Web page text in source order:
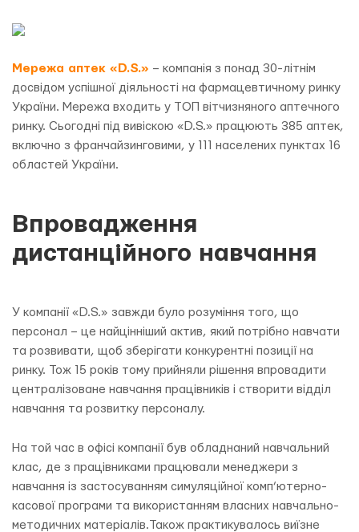
Мережа аптек «D.S.» – компанія з понад 30-літнім
досвідом успішної діяльності на фармацевтичному ринку
України. Мережа входить у ТОП вітчизняного аптечного
ринку. Сьогодні під вивіскою «D.S.» працюють 385 аптек,
включно з франчайзинговими, у 111 населених пунктах 16
областей України.
Впровадження
дистанційного навчання
У компанії «D.S.» завжди було розуміння того, що
персонал – це найцінніший актив, який потрібно навчати
та розвивати, щоб зберігати конкурентні позиції на
ринку. Тож 15 років тому прийняли рішення впровадити
централізоване навчання працівників і створити відділ
навчання та розвитку персоналу.
На той час в офісі компанії був обладнаний навчальний
клас, де з працівниками працювали менеджери з
навчання із застосуванням симуляційної комп’ютерно-
касової програми та використанням власних навчально-
методичних матеріалів.Також практикувалось виїзне